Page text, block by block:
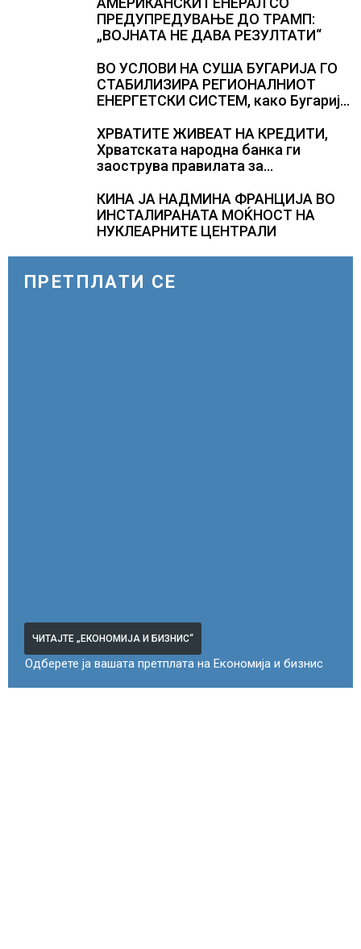
ПРЕДУПРЕДУВАЊЕ ДО ТРАМП:
„ВОЈНАТА НЕ ДАВА РЕЗУЛТАТИ“
ВО УСЛОВИ НА СУША БУГАРИЈА ГО
СТАБИЛИЗИРА РЕГИОНАЛНИОТ
ЕНЕРГЕТСКИ СИСТЕМ, како Бугарија
складирање на енергија од батерии
ХРВАТИТЕ ЖИВЕАТ НА КРЕДИТИ,
Хрватската народна банка ги
заострува правилата за
зголемени ризици во финансискиот
систем
КИНА ЈА НАДМИНА ФРАНЦИЈА ВО
ИНСТАЛИРАНАТА МОЌНОСТ НА
НУКЛЕАРНИТЕ ЦЕНТРАЛИ
ПРЕТПЛАТИ СЕ
ЧИТАЈТЕ „ЕКОНОМИЈА И БИЗНИС“
Одберете ја вашата претплата на Економија и бизнис